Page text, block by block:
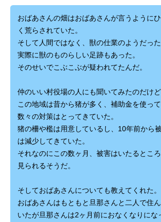
おばあさんの畑はおばあさんが言うように
く荒らされていた。
そして人間ではなく、獣の仕業のようだった
実際に獣のものらしい足跡もあった。
そのせいでこぶこぶが疑われてたんだ。
仲のいい村役場の人にも聞いてみたのだけど
この地域は昔から猪が多く、補助金を使って
数々の対策はとってきていた。
猪の柵や檻は用意しているし、10年前から
は減少してきていた。
それなのにこの数ヶ月、被害はいたるとこ
見られるそうだ。
そしておばあさんについても教えてくれた。
おばあさんはもともと旦那さんと二人で住
いたが旦那さんは2ヶ月前におなくなりにな